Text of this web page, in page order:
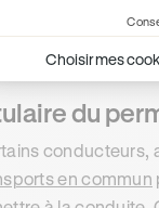
auprès d’un
les bons
du
conducteurs,
en commun
Choisir mes